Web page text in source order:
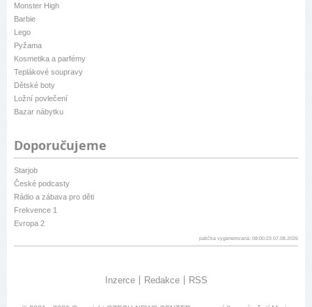
Monster High
Barbie
Lego
Pyžama
Kosmetika a parfémy
Teplákové soupravy
Dětské boty
Ložní povlečení
Bazar nábytku
Doporučujeme
Starjob
České podcasty
Rádio a zábava pro děti
Frekvence 1
Evropa 2
patička vygenerovaná: 08:00:23 07.08.2026
Inzerce Redakce RSS